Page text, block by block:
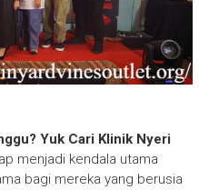
Yuk Cari Klinik Nyeri
menjadi kendala utama
bagi mereka yang berusia